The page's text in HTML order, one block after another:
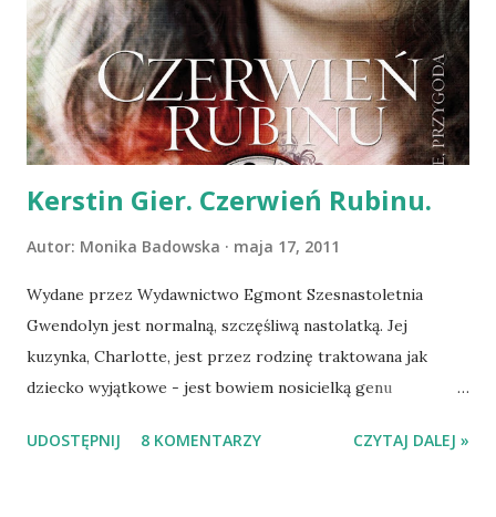
filozofii”. Problematyka rzeczywiście jest bogata. Na
początek Kołodziejczyk pisze o tym, czym jest metafizyka,
a dalej Jacek Wojtysiak referuje klasyczne koncepcje bytu.
Tematy takie jak metafizyka i byt to kanon, ale później robi
się naprawdę kolorowo :-) Spis treści książ...
Kerstin Gier. Czerwień Rubinu.
Autor: Monika Badowska maja 17, 2011
Wydane przez Wydawnictwo Egmont Szesnastoletnia
Gwendolyn jest normalną, szczęśliwą nastolatką. Jej
kuzynka, Charlotte, jest przez rodzinę traktowana jak
dziecko wyjątkowe - jest bowiem nosicielką genu
zaczyna odczuwać mdłości i przenosi się do czasów
UDOSTĘPNIJ 8 KOMENTARZY CZYTAJ DALEJ »